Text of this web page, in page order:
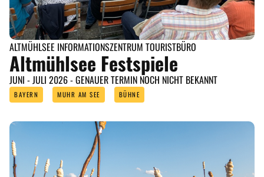
ALTMÜHLSEE INFORMATIONSZENTRUM TOURISTBÜRO
Altmühlsee Festspiele
JUNI - JULI 2026 - GENAUER TERMIN NOCH NICHT BEKANNT
BAYERN MUHR AM SEE BÜHNE